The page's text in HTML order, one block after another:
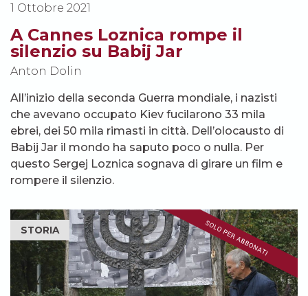
1 Ottobre 2021
A Cannes Loznica rompe il
silenzio su Babij Jar
Anton Dolin
All’inizio della seconda Guerra mondiale, i nazisti
che avevano occupato Kiev fucilarono 33 mila
ebrei, dei 50 mila rimasti in città. Dell’olocausto di
Babij Jar il mondo ha saputo poco o nulla. Per
questo Sergej Loznica sognava di girare un film e
rompere il silenzio.
STORIA